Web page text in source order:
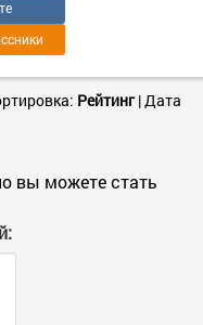
Рейтинг|Дата
вы можете стать